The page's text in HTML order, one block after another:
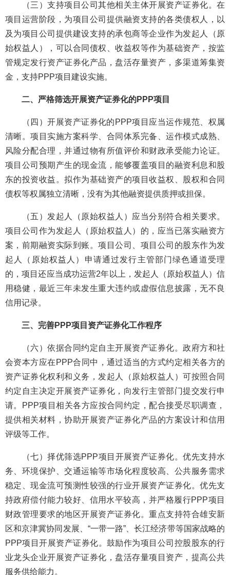
（三）支持项目公司其他相关主体开展资产证券化。在
项目运营阶段，为项目公司提供融资支持的各类债权人，以
及为项目公司提供建设支持的承包商等企业作为发起人（原
始权益人），可以合同债权、收益权等作为基础资产，按监
管规定发行资产证券化产品，盘活存量资产，多渠道筹集资
金，支持PPP项目建设实施。
二、严格筛选开展资产证券化的PPP项目
（四）开展资产证券化的PPP项目应当运作规范、权属
清晰。项目实施方案科学、合同体系完备、运作模式成熟、
风险分配合理，并通过物有所值评价和财政承受能力论证。
项目公司预期产生的现金流，能够覆盖项目的融资利息和股
东的投资收益。拟作为基础资产的项目收益权、股权和合同
债权等权属独立清晰，没有为其他融资提供质押或担保。
（五）发起人（原始权益人）应当分别符合相关要求。
项目公司作为发起人（原始权益人）的，应当已落实融资方
案，前期融资实际到账。项目公司、项目公司的股东作为发
起人（原始权益人）申请通过发行主管部门绿色通道受理
的，项目还应当成功运营2年以上，发起人（原始权益人）信
用稳健，最近三年未发生重大违约或虚假信息披露，无不良
信用记录。
三、完善PPP项目资产证券化工作程序
（六）依据合同约定自主开展资产证券化。政府方和社
会资本方应在PPP合同中，通过适当的方式约定相关各方的
资产证券化权利和义务，发起人（原始权益人）可按照合同
约定自主决定开展资产证券化，向发行主管部门提交发行申
请。PPP项目相关各方应按合同约定，配合接受尽职调查，
提供相关材料，协助开展资产证券化产品的方案设计和信用
评级等工作。
（七）择优筛选PPP项目开展资产证券化。优先支持水
务、环境保护、交通运输等市场化程度较高、公共服务需求
稳定、现金流可预测性较强的行业开展资产证券化。优先支
持政府偿付能力较好、信用水平较高，并严格履行PPP项目
财政管理要求的地区开展资产证券化。重点支持符合雄安新
区和京津冀协同发展、“一带一路”、长江经济带等国家战略的
PPP项目开展资产证券化。鼓励作为项目公司控股股东的行
业龙头企业开展资产证券化，盘活存量项目资产，提高公共
服务供给能力。